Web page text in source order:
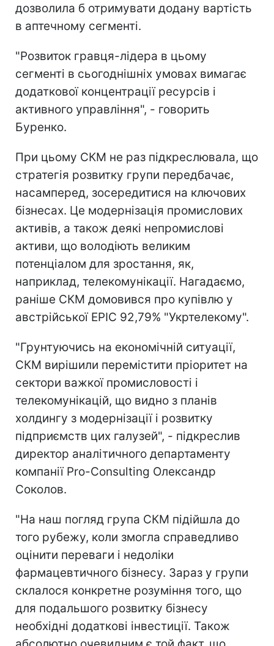
дозволила б отримувати додану вартість
в аптечному сегменті.
"Розвиток гравця-лідера в цьому
сегменті в сьогоднішніх умовах вимагає
додаткової концентрації ресурсів і
активного управління", - говорить
Буренко.
При цьому СКМ не раз підкреслювала, що
стратегія розвитку групи передбачає,
насамперед, зосередитися на ключових
бізнесах. Це модернізація промислових
активів, а також деякі непромислові
активи, що володіють великим
потенціалом для зростання, як,
наприклад, телекомунікації. Нагадаємо,
раніше СКМ домовився про купівлю у
австрійської EPIC 92,79% "Укртелекому".
"Грунтуючись на економічній ситуації,
СКМ вирішили перемістити пріоритет на
сектори важкої промисловості і
телекомунікацій, що видно з планів
холдингу з модернізації і розвитку
підприємств цих галузей", - підкреслив
директор аналітичного департаменту
компанії Pro-Consulting Олександр
Соколов.
"На наш погляд група СКМ підійшла до
того рубежу, коли змогла справедливо
оцінити переваги і недоліки
фармацевтичного бізнесу. Зараз у групи
склалося конкретне розуміння того, що
для подальшого розвитку бізнесу
необхідні додаткові інвестиції. Також